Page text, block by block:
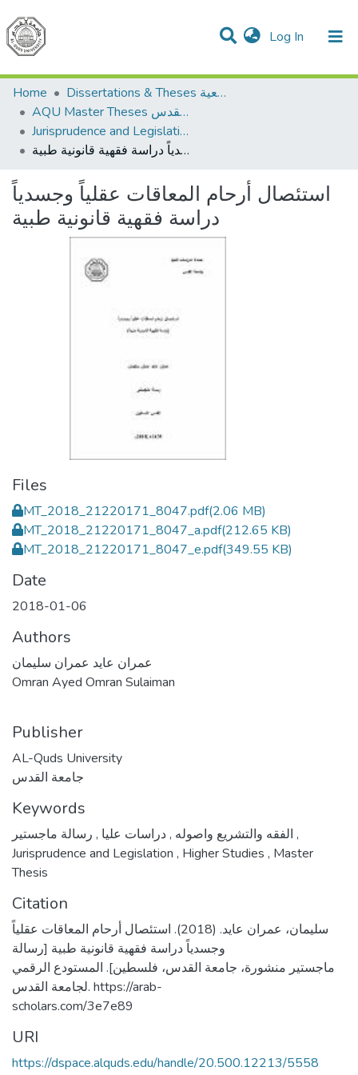
Log In (current)
Communities & Collections
All of DSpace
Home
Dissertations & Theses الرسائل الجامعية
AQU Master Theses الرسائل الجامعية الخاصة بجامعة القدس
Jurisprudence and Legislation الفقه والتشريع
استئصال أرحام المعاقات عقلياً وجسدياً دراسة فقهية قانونية طبية
استئصال أرحام المعاقات عقلياً وجسدياً
دراسة فقهية قانونية طبية
Files
MT_2018_21220171_8047.pdf(2.06 MB)
MT_2018_21220171_8047_a.pdf(212.65 KB)
MT_2018_21220171_8047_e.pdf(349.55 KB)
Date
2018-01-06
Authors
عمران عايد عمران سليمان
Omran Ayed Omran Sulaiman
Publisher
AL-Quds University
جامعة القدس
Keywords
الفقه والتشريع واصوله ,دراسات عليا ,
,
Jurisprudence and Legislation , Higher Studies , Master
Thesis
Citation
سليمان، عمران عايد. (2018). استئصال أرحام المعاقات عقلياً
وجسدياً دراسة فقهية قانونية طبية [رسالة
ماجستير منشورة، جامعة القدس، فلسطين]. المستودع الرقمي
لجامعة القدس. https://arab-
scholars.com/3e7e89
URI
https://dspace.alquds.edu/handle/20.500.12213/5558